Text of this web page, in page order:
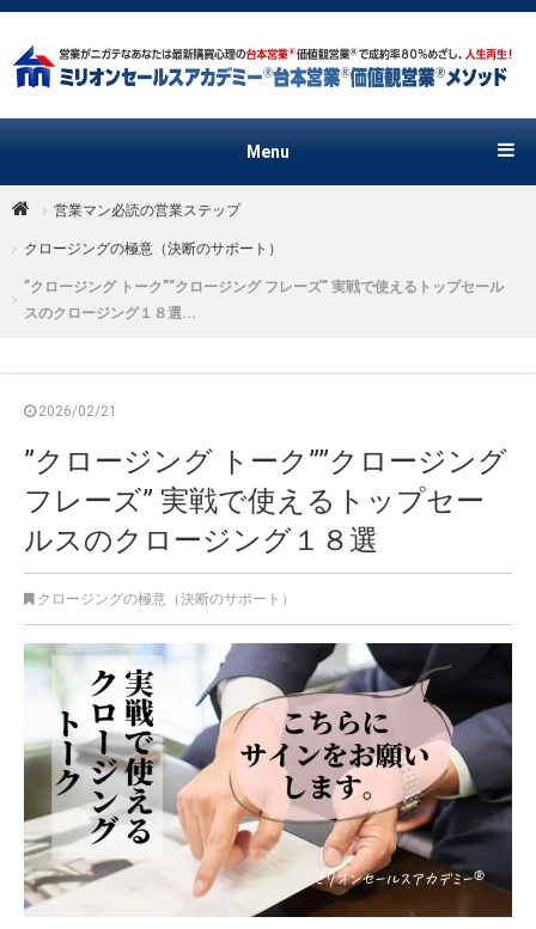
Menu
営業マン必読の営業ステップ
クロージングの極意（決断のサポート）
”クロージング トーク””クロージング フレーズ” 実戦で使えるトップセール
スのクロージング１８選...
2026/02/21
”クロージング トーク””クロージング
フレーズ” 実戦で使えるトップセー
ルスのクロージング１８選
クロージングの極意（決断のサポート）